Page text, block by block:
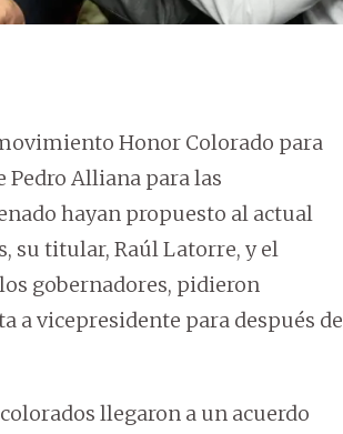
Honor Colorado para
Alliana para las
hayan propuesto al actual
su titular, Raúl Latorre, y el
gobernadores, pidieron
a vicepresidente para después de
llegaron a un acuerdo